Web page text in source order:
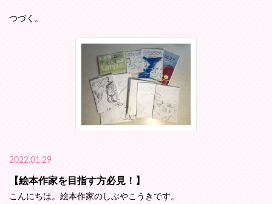
つづく。
2022.01.29
【絵本作家を目指す方必見！】
こんにちは。絵本作家のしぶやこうきです。